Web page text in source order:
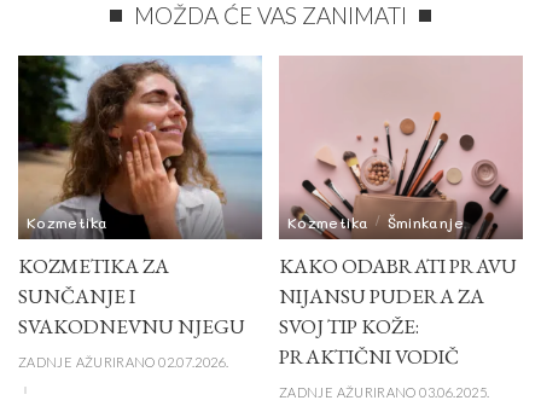
MOŽDA ĆE VAS ZANIMATI
Kozmetika
KOZMETIKA ZA
SUNČANJE I
SVAKODNEVNU NJEGU
ZADNJE AŽURIRANO 02.07.2026.
Kozmetika Šminkanje
KAKO ODABRATI PRAVU
NIJANSU PUDERA ZA
SVOJ TIP KOŽE:
PRAKTIČNI VODIČ
ZADNJE AŽURIRANO 03.06.2025.